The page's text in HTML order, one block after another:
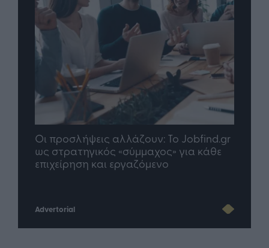
Οι προσλήψεις αλλάζουν: To Jobfind.gr
ως στρατηγικός «σύμμαχος» για κάθε
επιχείρηση και εργαζόμενο
Advertorial